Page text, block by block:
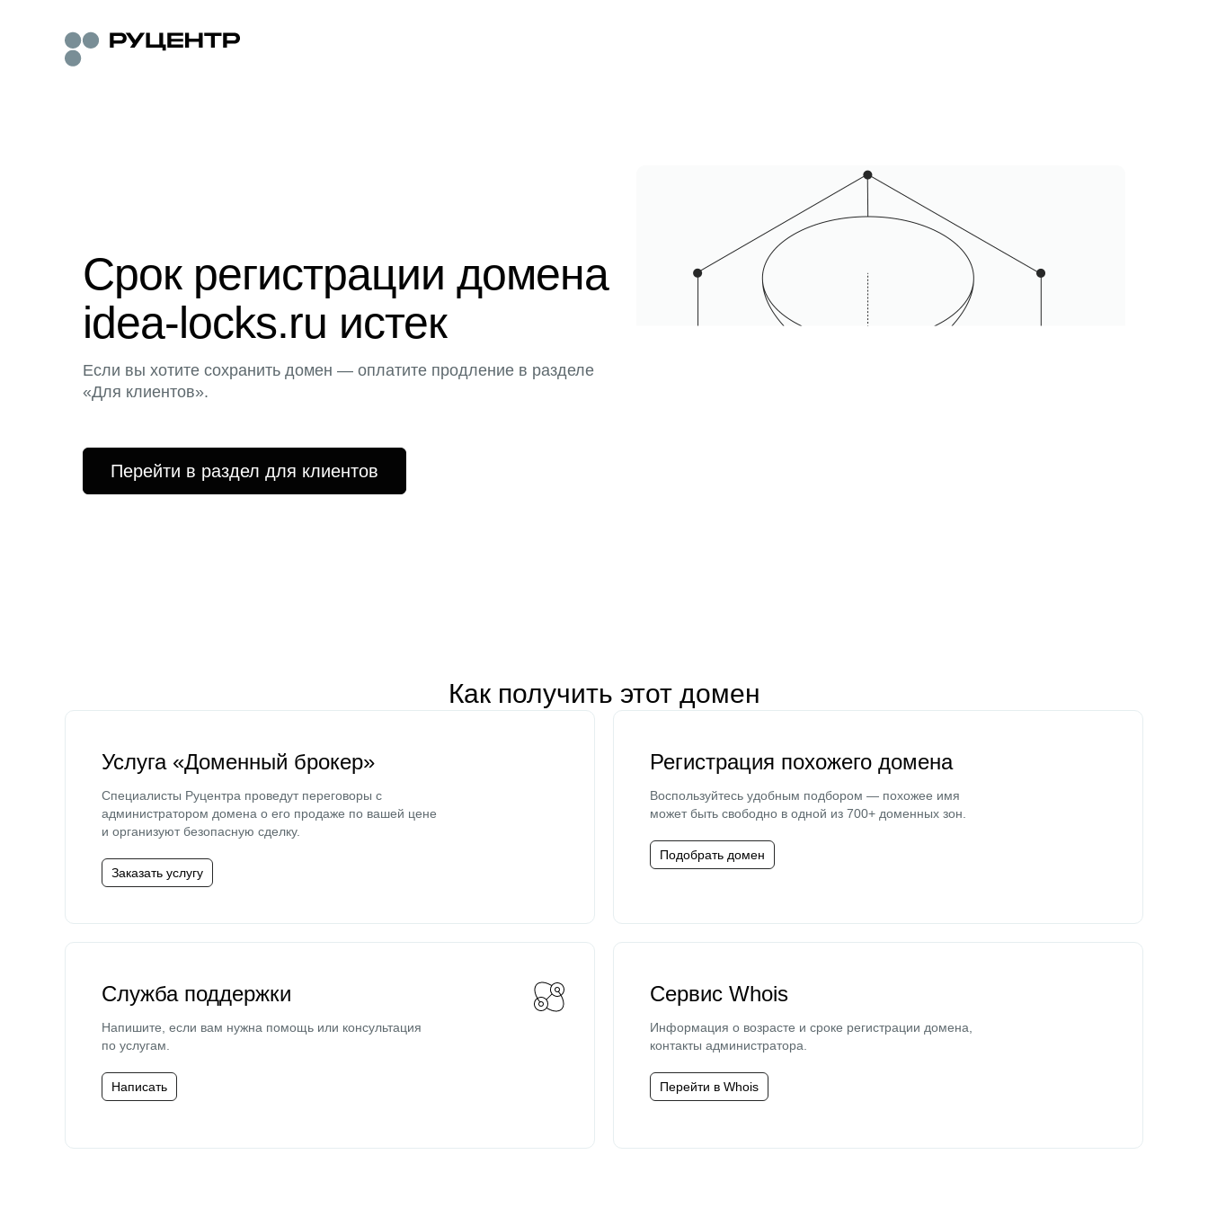
Срок регистрации домена
idea-locks.ru истек
Если вы хотите сохранить домен — оплатите продление в разделе
«Для клиентов».
Перейти в раздел для клиентов
Как получить этот домен
Услуга «Доменный брокер»
Специалисты Руцентра проведут переговоры с
администратором домена о его продаже по вашей цене
и организуют безопасную сделку.
Заказать услугу
Регистрация похожего домена
Воспользуйтесь удобным подбором — похожее имя
может быть свободно в одной из 700+ доменных зон.
Подобрать домен
Служба поддержки
Напишите, если вам нужна помощь или консультация
по услугам.
Написать
Сервис Whois
Информация о возрасте и сроке регистрации домена,
контакты администратора.
Перейти в Whois